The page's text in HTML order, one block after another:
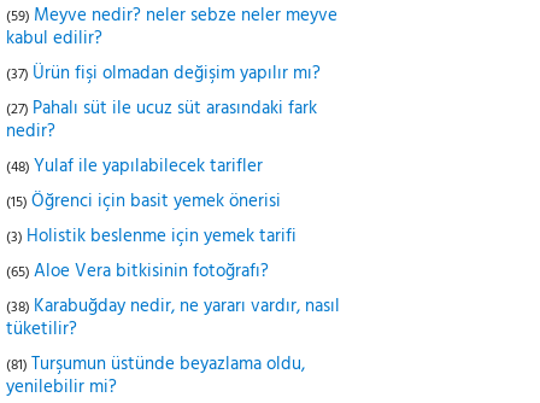
(59) Meyve nedir? neler sebze neler meyve
kabul edilir?
(37) Ürün fişi olmadan değişim yapılır mı?
(27) Pahalı süt ile ucuz süt arasındaki fark
nedir?
(48) Yulaf ile yapılabilecek tarifler
(15) Öğrenci için basit yemek önerisi
(3) Holistik beslenme için yemek tarifi
(65) Aloe Vera bitkisinin fotoğrafı?
(38) Karabuğday nedir, ne yararı vardır, nasıl
tüketilir?
(81) Turşumun üstünde beyazlama oldu,
yenilebilir mi?